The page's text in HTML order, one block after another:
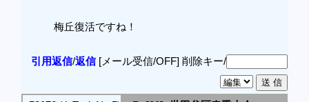
梅丘復活ですね！
引用返信/返信[メール受信/OFF] 削除キー/